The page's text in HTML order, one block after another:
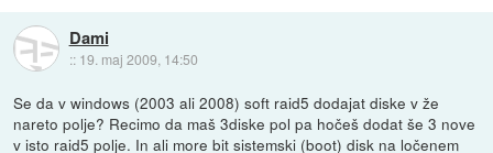
Dami
:: 19. maj 2009, 14:50
Se da v windows (2003 ali 2008) soft raid5 dodajat diske v že
nareto polje? Recimo da maš 3diske pol pa hočeš dodat še 3 nove
v isto raid5 polje. In ali more bit sistemski (boot) disk na ločenem